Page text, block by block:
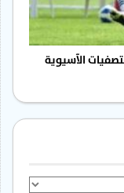
الآسيوية